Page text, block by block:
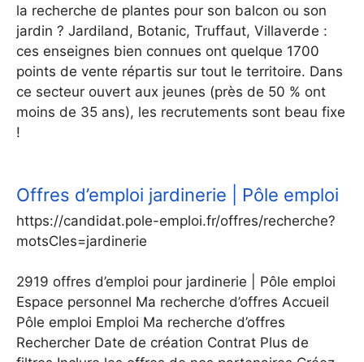
la recherche de plantes pour son balcon ou son
jardin ? Jardiland, Botanic, Truffaut, Villaverde :
ces enseignes bien connues ont quelque 1700
points de vente répartis sur tout le territoire. Dans
ce secteur ouvert aux jeunes (près de 50 % ont
moins de 35 ans), les recrutements sont beau fixe
!
Offres d’emploi jardinerie | Pôle emploi
https://candidat.pole-emploi.fr/offres/recherche?
motsCles=jardinerie
2919 offres d’emploi pour jardinerie | Pôle emploi
Espace personnel Ma recherche d’offres Accueil
Pôle emploi Emploi Ma recherche d’offres
Rechercher Date de création Contrat Plus de